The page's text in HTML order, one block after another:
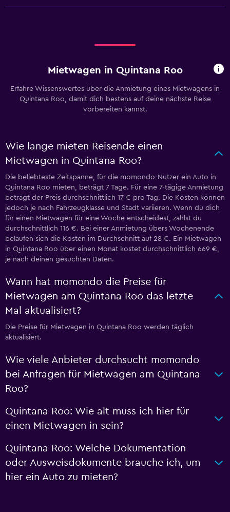
Mietwagen in Quintana Roo
Erfahre Wissenswertes über die Anmietung eines Mietwagens in
Quintana Roo, damit dich bestens auf deine nächste Reise
vorbereiten kannst.
Wie lange mieten Reisende einen
Mietwagen in Quintana Roo?
Die beliebteste Zeitspanne, für die momondo-Nutzer ein Auto in
Quintana Roo mieten, beträgt 7 Tage. Für eine 7-tägige Anmietung
beträgt der Preis durchschnittlich 17 € pro Tag. Die Kosten können
jedoch je nach Fahrzeugklasse und Stadt variieren. Wenn du dich
für einen Mietwagen für eine Woche entscheidest, zahlst du
durchschnittlich 116 €. Bei einer Anmietung übers Wochenende
belaufen sich die Kosten im Durchschnitt auf 28 €. Ein Mietwagen
in Quintana Roo über einen Monat kostet durchschnittlich 669 €,
je nach deinen gesuchten Daten.
Wann hat momondo die Preise für
Mietwagen am Quintana Roo das letzte
Mal aktualisiert?
Die Preise für Mietwagen in Quintana Roo werden täglich
aktualisiert.
Wie viele Anbieter durchsucht momondo
bei Anfragen für Mietwagen am Quintana
Roo?
Quintana Roo: Wie alt muss ich hier für
einen Mietwagen in sein?
Quintana Roo: Welche Dokumentation
oder Ausweisdokumente brauche ich, um
hier ein Auto zu mieten?